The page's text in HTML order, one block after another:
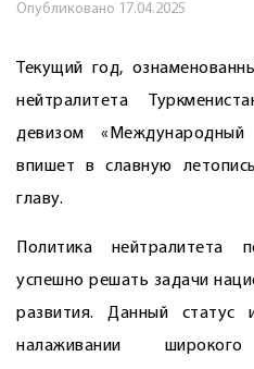
Опубликовано 17.04.2025
Текущий год,
нейтралитета
девизом
впишет в славную
главу.
Политика нейтралитета
успешно решать задачи
развития. Данный статус
налаживании